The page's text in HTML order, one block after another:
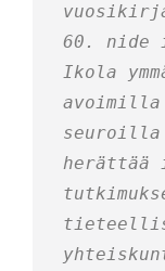
60. nide
Ikola
seuroilla
herättää